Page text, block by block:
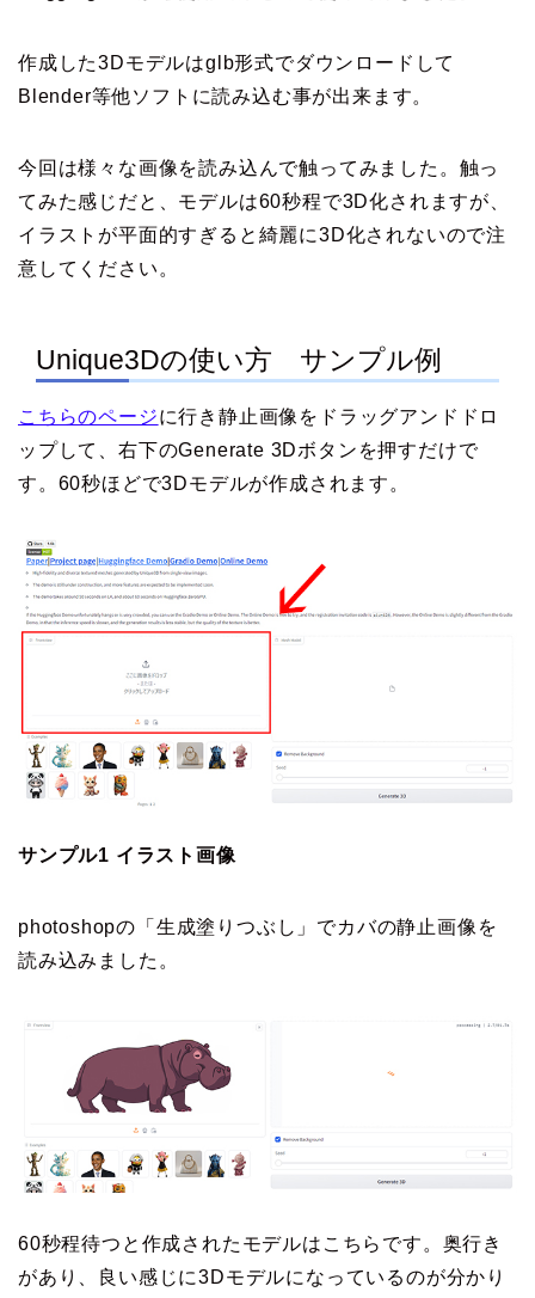
作成した3Dモデルはglb形式でダウンロードして
Blender等他ソフトに読み込む事が出来ます。
今回は様々な画像を読み込んで触ってみました。触っ
てみた感じだと、モデルは60秒程で3D化されますが、
イラストが平面的すぎると綺麗に3D化されないので注
意してください。
Unique3Dの使い方 サンプル例
こちらのページに行き静止画像をドラッグアンドドロ
ップして、右下のGenerate 3Dボタンを押すだけで
す。60秒ほどで3Dモデルが作成されます。
サンプル1 イラスト画像
photoshopの「生成塗りつぶし」でカバの静止画像を
読み込みました。
60秒程待つと作成されたモデルはこちらです。奥行き
があり、良い感じに3Dモデルになっているのが分かり